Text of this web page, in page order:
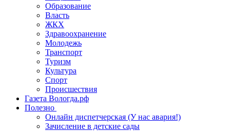
Образование
Власть
ЖКХ
Здравоохранение
Молодежь
Транспорт
Туризм
Культура
Спорт
Происшествия
Газета Вологда.рф
Полезно
Онлайн диспетчерская (У нас авария!)
Зачисление в детские сады